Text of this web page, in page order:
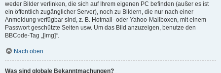
weder Bilder verlinken, die sich auf Ihrem eigenen PC befinden (außer es ist
ein öffentlich zugänglicher Server), noch zu Bildern, die nur nach einer
Anmeldung verfügbar sind, z. B. Hotmail- oder Yahoo-Mailboxen, mit einem
Passwort geschützte Seiten usw. Um das Bild anzuzeigen, benutze den
BBCode-Tag „[img]“.
Nach oben
Was sind globale Bekanntmachungen?